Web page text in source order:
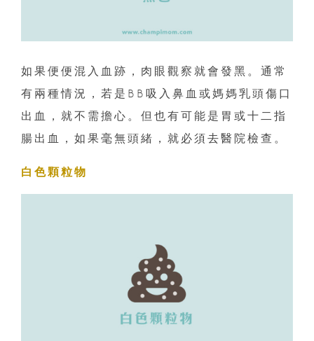
如果便便混入血跡，肉眼觀察就會發黑。通常
有兩種情況，若是BB吸入鼻血或媽媽乳頭傷口
出血，就不需擔心。但也有可能是胃或十二指
腸出血，如果毫無頭緒，就必須去醫院檢查。
白色顆粒物